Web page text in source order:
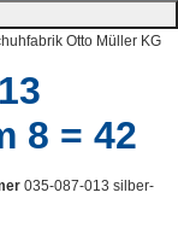
8 = 42
035-087-013 silber-